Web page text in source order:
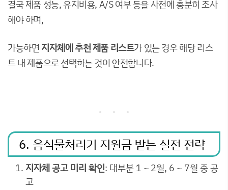
결국 제품 성능, 유지비용, A/S 여부 등을 사전에 충분히 조사
해야 하며,
가능하면 지자체에 추천 제품 리스트가 있는 경우 해당 리스
트 내 제품으로 선택하는 것이 안전합니다.
6. 음식물처리기 지원금 받는 실전 전략
지자체 공고 미리 확인: 대부분 1 ~ 2월, 6 ~ 7월 중 공
고